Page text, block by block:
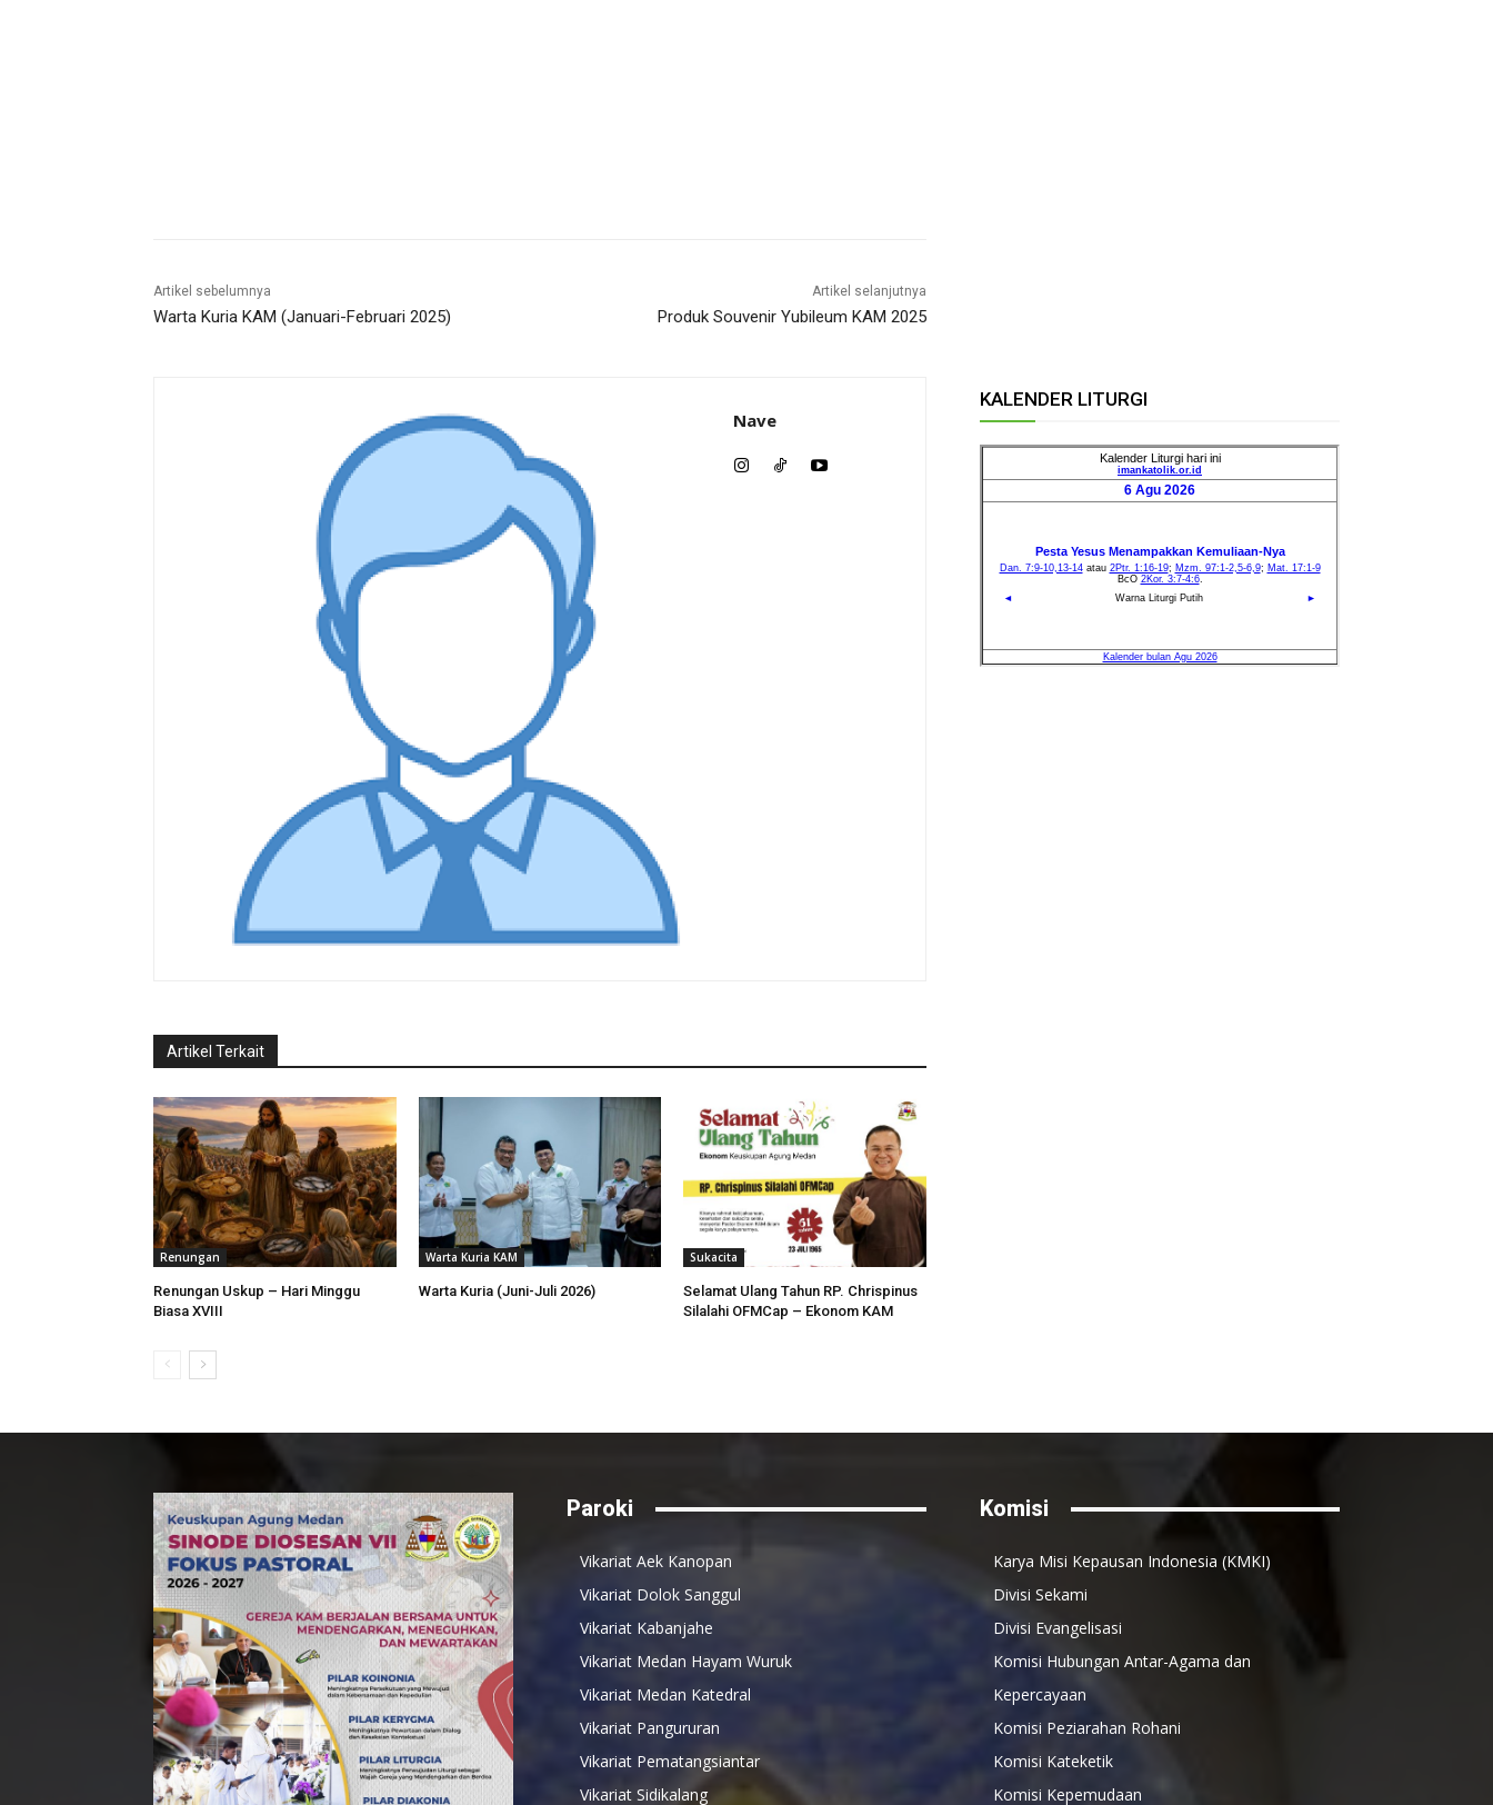
Artikel sebelumnya
Warta Kuria KAM (Januari-Februari 2025)
Artikel selanjutnya
Produk Souvenir Yubileum KAM 2025
Nave
Artikel Terkait
Renungan
Renungan Uskup – Hari Minggu
Biasa XVIII
Warta Kuria KAM
Warta Kuria (Juni-Juli 2026)
Sukacita
Selamat Ulang Tahun RP. Chrispinus
Silalahi OFMCap – Ekonom KAM
KALENDER LITURGI
Paroki
Vikariat Aek Kanopan
Vikariat Dolok Sanggul
Vikariat Kabanjahe
Vikariat Medan Hayam Wuruk
Vikariat Medan Katedral
Vikariat Pangururan
Vikariat Pematangsiantar
Vikariat Sidikalang
Komisi
Karya Misi Kepausan Indonesia (KMKI)
Divisi Sekami
Divisi Evangelisasi
Komisi Hubungan Antar-Agama dan
Kepercayaan
Komisi Peziarahan Rohani
Komisi Kateketik
Komisi Kepemudaan